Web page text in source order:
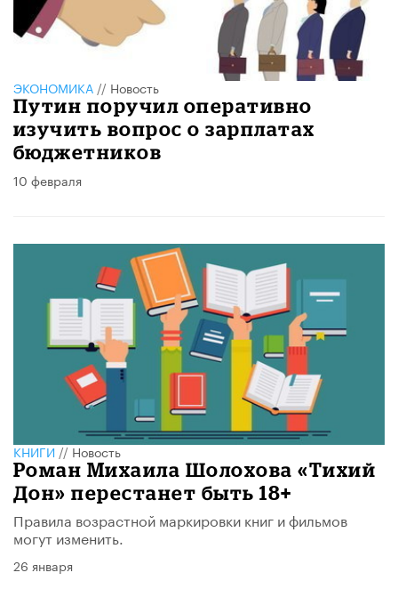
ЭКОНОМИКА // Новость
Путин поручил оперативно
изучить вопрос о зарплатах
бюджетников
10 февраля
КНИГИ//Новость
Роман Михаила Шолохова «Тихий
Дон» перестанет быть 18+
Правила возрастной маркировки книг и фильмов
могут изменить.
26 января